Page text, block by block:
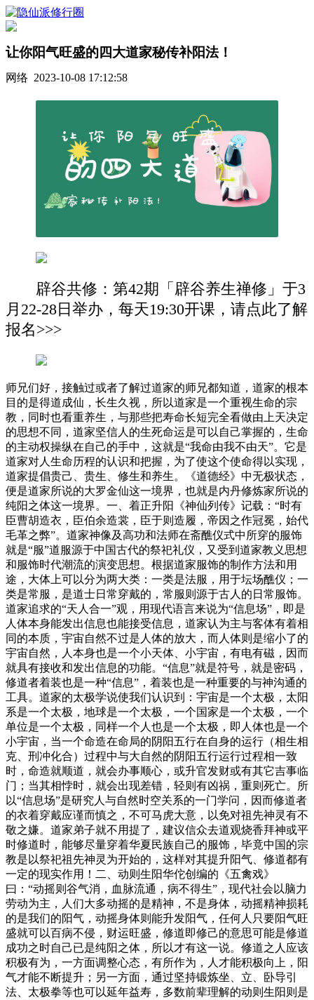
让你阳气旺盛的四大道家秘传补阳法！
网络 2023-10-08 17:12:58
辟谷共修：第42期「辟谷养生禅修」于3
月22-28日举办，每天19:30开课，请点此了解
报名>>>
师兄们好，接触过或者了解过道家的师兄都知道，道家的根本
目的是得道成仙，长生久视，所以道家是一个重视生命的宗
教，同时也看重养生，与那些把寿命长短完全看做由上天决定
的思想不同，道家坚信人的生死命运是可以自己掌握的，生命
的主动权操纵在自己的手中，这就是“我命由我不由天”。它是
道家对人生命历程的认识和把握，为了使这个使命得以实现，
道家提倡贵己、贵生、修生和养生。《道德经》中无极状态，
便是道家所说的大罗金仙这一境界，也就是内丹修炼家所说的
纯阳之体这一境界。一、着正升阳《神仙列传》记载：“时有
臣曹胡造衣，臣伯余造裳，臣于则造履，帝因之作冠冕，始代
毛革之弊”。道家神像及高功和法师在斋醮仪式中所穿的服饰
就是“服”道服源于中国古代的祭祀礼仪，又受到道家教义思想
和服饰时代潮流的演变思想。根据道家服饰的制作方法和用
途，大体上可以分为两大类：一类是法服，用于坛场醮仪；一
类是常服，是道士日常穿戴的，常服则源于古人的日常服饰。
道家追求的“天人合一”观，用现代语言来说为“信息场”，即是
人体本身能发出信息也能接受信息，道家认为主与客体有着相
同的本质，宇宙自然不过是人体的放大，而人体则是缩小了的
宇宙自然，人本身也是一个小天体、小宇宙，有电有磁，因而
就具有接收和发出信息的功能。“信息”就是符号，就是密码，
修道者着装也是一种“信息”，着装也是一种重要的与神沟通的
工具。道家的太极学说使我们认识到：宇宙是一个太极，太阳
系是一个太极，地球是一个太极，一个国家是一个太极，一个
单位是一个太极，同样一个人也是一个太极，即人体也是一个
小宇宙，当一个命造在命局的阴阳五行在自身的运行（相生相
克、刑冲化合）过程中与大自然的阴阳五行运行过程相一致
时，命造就顺道，就会办事顺心，或升官发财或有其它吉事临
门；当其相悖时，就会出现差错，轻则有凶祸，重则死亡。所
以“信息场”是研究人与自然时空关系的一门学问，因而修道者
的衣着穿戴应谨而慎之，不可马虎大意，以免对祖先神灵有不
敬之嫌。道家弟子就不用提了，建议信众去道观烧香拜神或平
时修道时，能够尽量穿着华夏民族自己的服饰，毕竟中国的宗
教是以祭祀祖先神灵为开始的，这样对其提升阳气、修道都有
一定的现实作用！二、动则生阳华佗创编的《五禽戏》
曰：“动摇则谷气消，血脉流通，病不得生”，现代社会以脑力
劳动为主，人们大多动摇的是精神，不是身体，动摇精神损耗
的是我们的阳气，动摇身体则能升发阳气，任何人只要阳气旺
盛就可以百病不侵，财运旺盛，修道即修己的意思可能是修道
成功之时自己已是纯阳之体，所以才有这一说。修道之人应该
积极有为，一方面调整心态，有所作为，人才能积极向上，阳
气才能不断提升；另一方面，通过坚持锻炼坐、立、卧导引
法、太极拳等也可以延年益寿，多数前辈理解的动则生阳则是